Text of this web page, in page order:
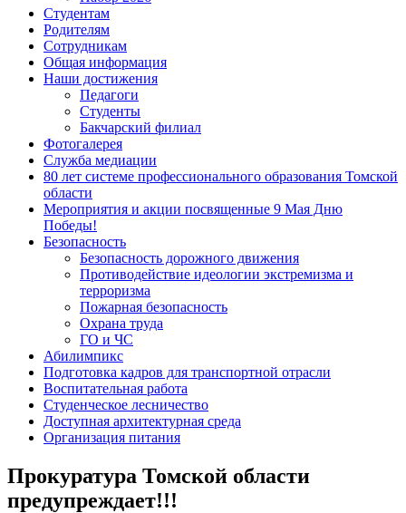
Студентам
Родителям
Сотрудникам
Общая информация
Наши достижения
Педагоги
Студенты
Бакчарский филиал
Фотогалерея
Служба медиации
80 лет системе профессионального образования Томской
области
Мероприятия и акции посвященные 9 Мая Дню
Победы!
Безопасность
Безопасность дорожного движения
Противодействие идеологии экстремизма и
терроризма
Пожарная безопасность
Охрана труда
ГО и ЧС
Абилимпикс
Подготовка кадров для транспортной отрасли
Воспитательная работа
Студенческое лесничество
Доступная архитектурная среда
Организация питания
Прокуратура Томской области
предупреждает!!!